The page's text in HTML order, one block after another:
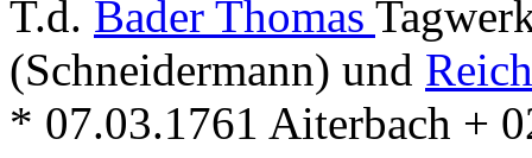
T.d. Bader Thomas
(Schneidermann) und
* 07.03.1761 Aiterbach +